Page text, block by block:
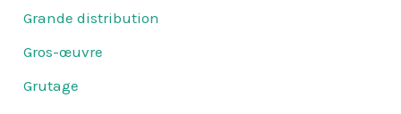
Grande distribution
Gros-œuvre
Grutage